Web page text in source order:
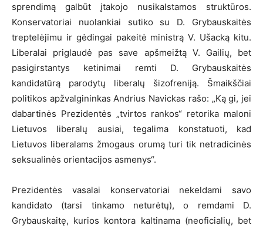
sprendimą galbūt įtakojo nusikalstamos struktūros.
Konservatoriai nuolankiai sutiko su D. Grybauskaitės
treptelėjimu ir gėdingai pakeitė ministrą V. Ušacką kitu.
Liberalai priglaudė pas save apšmeižtą V. Gailių, bet
pasigirstantys ketinimai remti D. Grybauskaitės
kandidatūrą parodytų liberalų šizofreniją. Šmaikščiai
politikos apžvalgininkas Andrius Navickas rašo: „Ką gi, jei
dabartinės Prezidentės „tvirtos rankos“ retorika maloni
Lietuvos liberalų ausiai, tegalima konstatuoti, kad
Lietuvos liberalams žmogaus orumą turi tik netradicinės
seksualinės orientacijos asmenys“.
Prezidentės vasalai konservatoriai nekeldami savo
kandidato (tarsi tinkamo neturėtų), o remdami D.
Grybauskaitę, kurios kontora kaltinama (neoficialių, bet